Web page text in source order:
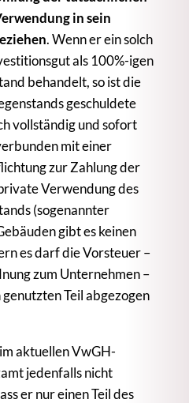
in sein
. Wenn er ein solch
als 100%-igen
behandelt, so ist die
geschuldete
vollständig und sofort
mit einer
zur Zahlung der
Verwendung des
(sogenannter
gibt es keinen
es darf die Vorsteuer –
zum Unternehmen –
Teil abgezogen
aktuellen VwGH-
jedenfalls nicht
er nur einen Teil des